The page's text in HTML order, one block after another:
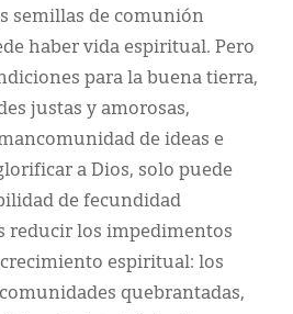
semillas de comunión
haber vida espiritual. Pero
para la buena tierra,
justas y amorosas,
de ideas e
a Dios, solo puede
de fecundidad
reducir los impedimentos
espiritual: los
quebrantadas,